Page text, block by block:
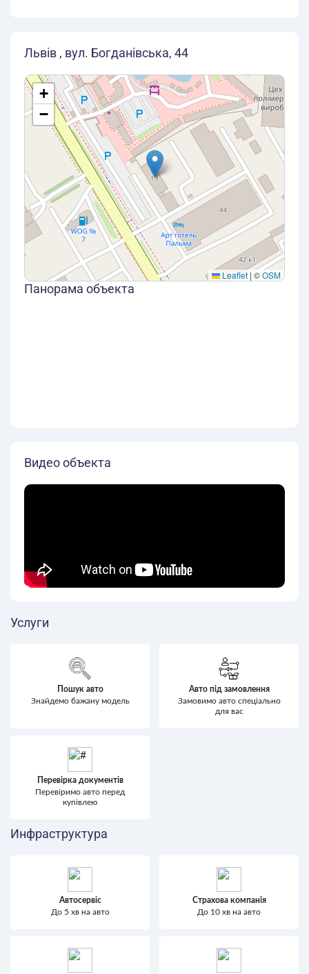
Львів , вул. Богданівська, 44
+
−
Leaflet | ©OSM
Панорама объекта
Видео объекта
Услуги
Пошук авто
Знайдемо бажану модель
Авто під замовлення
Замовимо авто спеціально
для вас
Перевірка документів
Перевіримо авто перед
купівлею
Инфраструктура
Автосервіс
До 5 хв на авто
Страхова компанія
До 10 хв на авто